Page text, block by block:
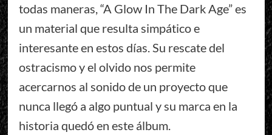
todas maneras, “A Glow In The Dark Age” es
un material que resulta simpático e
interesante en estos días. Su rescate del
ostracismo y el olvido nos permite
acercarnos al sonido de un proyecto que
nunca llegó a algo puntual y su marca en la
historia quedó en este álbum.